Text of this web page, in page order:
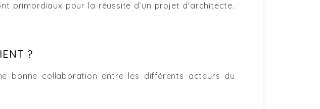
primordiaux pour la réussite d’un projet d'architecte.
?
bonne collaboration entre les différents acteurs du